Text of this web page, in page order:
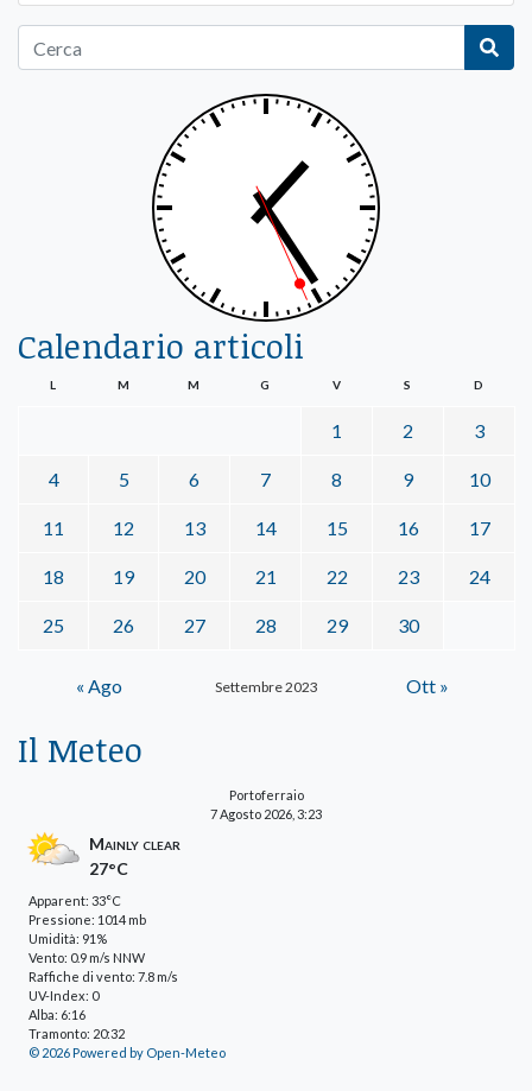
Calendario articoli
Settembre 2023
L M M G V S D
1 2 3
4 5 6 7 8 9 10
11 12 13 14 15 16 17
18 19 20 21 22 23 24
25 26 27 28 29 30
« Ago Ott »
Il Meteo
Portoferraio
7 Agosto 2026, 3:23
Mainly clear
27°C
Apparent: 33°C
Pressione: 1014 mb
Umidità: 91%
Vento: 0.9 m/s NNW
Raffiche di vento: 7.8 m/s
UV-Index: 0
Alba: 6:16
Tramonto: 20:32
© 2026 Powered by Open-Meteo